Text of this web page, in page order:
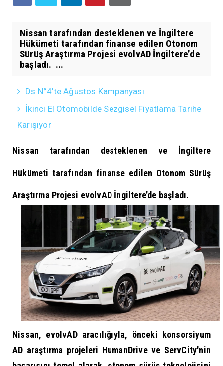
Nissan tarafından desteklenen ve İngiltere
Hükümeti tarafından finanse edilen Otonom
Sürüş Araştırma Projesi evolvAD İngiltere’de
başladı. ...
Ds N°4’te Ağustos Kampanyası
İkinci El Otomobilde Sezgisel Fiyatlama Tarihe
Karışıyor
Nissan tarafından desteklenen ve İngiltere
Hükümeti tarafından finanse edilen Otonom Sürüş
Araştırma Projesi evolvAD İngiltere’de başladı.
Nissan, evolvAD aracılığıyla, önceki konsorsiyum
AD araştırma projeleri HumanDrive ve ServCity'nin